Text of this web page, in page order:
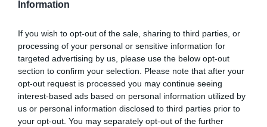
Information
If you wish to opt-out of the sale, sharing to third parties, or
processing of your personal or sensitive information for
targeted advertising by us, please use the below opt-out
section to confirm your selection. Please note that after your
opt-out request is processed you may continue seeing
interest-based ads based on personal information utilized by
us or personal information disclosed to third parties prior to
your opt-out. You may separately opt-out of the further
Σχόλια 0
Πρόσθεσε ένα σχόλιο